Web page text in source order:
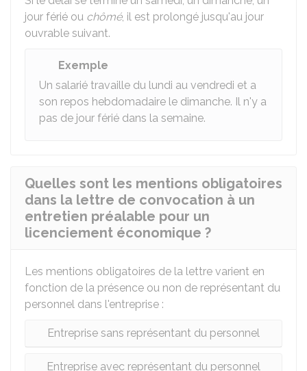
jour férié ou chômé, il est prolongé jusqu'au jour
ouvrable suivant.
Exemple
Un salarié travaille du lundi au vendredi et a
son repos hebdomadaire le dimanche. Il n'y a
pas de jour férié dans la semaine.
Quelles sont les mentions obligatoires
dans la lettre de convocation à un
entretien préalable pour un
licenciement économique ?
Les mentions obligatoires de la lettre varient en
fonction de la présence ou non de représentant du
personnel dans l'entreprise :
Entreprise sans représentant du personnel
Entreprise avec représentant du personnel